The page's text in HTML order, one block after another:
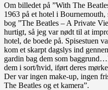
Om billedet på ”With The
1963 på et hotel i Bournemouth,
bog ”The Beatles – A Private
hurtigt, så jeg var nødt til at
hotel, de boede på. Spisestuen
kom et skarpt dagslys ind
gardin bag dem som
dem i sort/hvid, iført deres
Der var ingen make-up, ingen
The Beatles og et kamera”.